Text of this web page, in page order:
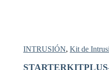
INTRUSIÓN, Kit de